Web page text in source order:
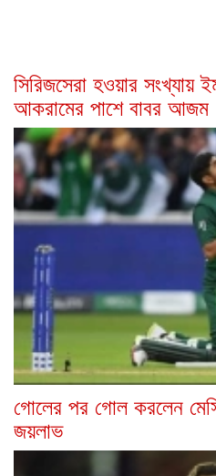
সিরিজসেরা হওয়ার সংখ্যায়
আকরামের পাশে বাবর আজম
গোলের পর গোল করলেন
জয়লাভ